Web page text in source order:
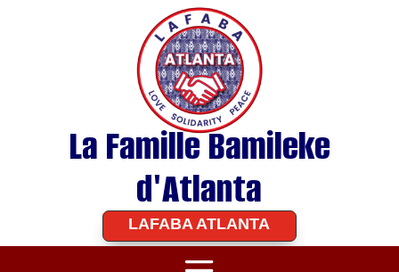
La Famille Bamileke
d'Atlanta
LAFABA ATLANTA